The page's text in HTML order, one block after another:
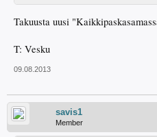
Takuusta uusi
T: Vesku
09.08.2013
savis1
Member